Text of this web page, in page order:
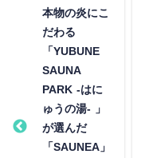
本物の炎にこ
だわる
「YUBUNE
SAUNA
PARK -はに
ゅうの湯- 」
が選んだ
「SAUNEA」